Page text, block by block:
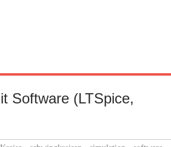
Software (LTSpice,